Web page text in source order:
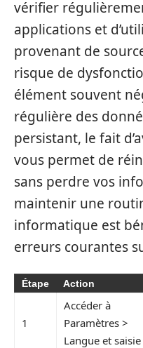
vérifier
applications et
provenant de
risque de
élément souvent
régulière des
persistant, le fait
vous permet de
sans perdre vos
maintenir une
informatique est
erreurs courantes
Étape Action
1
Accéder à
Paramètres >
Langue et saisie